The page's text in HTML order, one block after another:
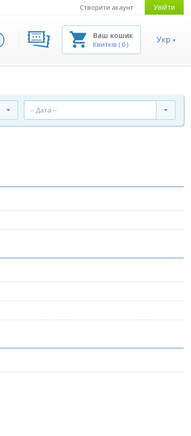
Створити акаунт Увійти
Ваш кошик
Квитків (0) Укр
-- Дата --